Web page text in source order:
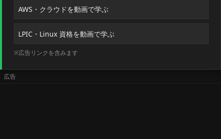
AWS・クラウドを動画で学ぶ
LPIC・Linux 資格を動画で学ぶ
※広告リンクを含みます